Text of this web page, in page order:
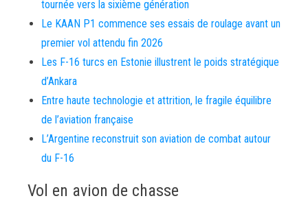
tournée vers la sixième génération
Le KAAN P1 commence ses essais de roulage avant un
premier vol attendu fin 2026
Les F-16 turcs en Estonie illustrent le poids stratégique
d’Ankara
Entre haute technologie et attrition, le fragile équilibre
de l’aviation française
L’Argentine reconstruit son aviation de combat autour
du F-16
Vol en avion de chasse